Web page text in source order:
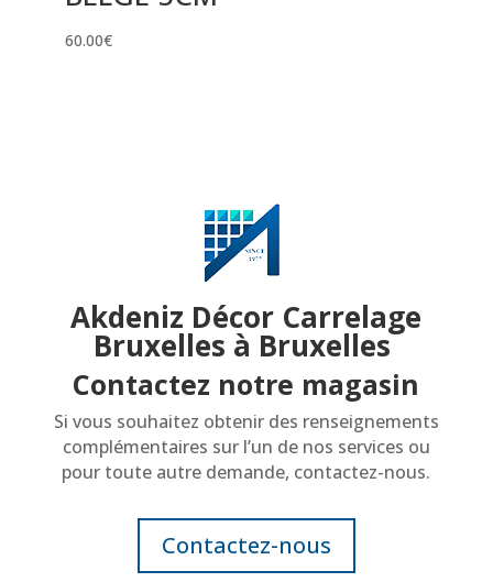
60.00€
Akdeniz Décor Carrelage
Bruxelles à Bruxelles
Contactez notre magasin
Si vous souhaitez obtenir des renseignements
complémentaires sur l’un de nos services ou
pour toute autre demande, contactez-nous.
Contactez-nous